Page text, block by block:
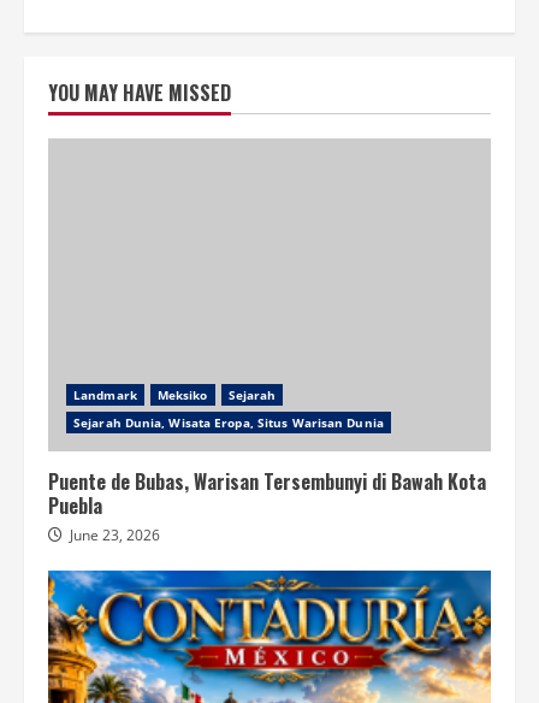
YOU MAY HAVE MISSED
Landmark Meksiko
Sejarah
Sejarah Dunia, Wisata Eropa, Situs Warisan Dunia
Puente de Bubas, Warisan Tersembunyi di Bawah Kota
Puebla
June 23, 2026